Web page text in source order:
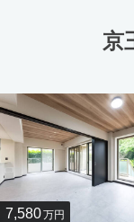
京
7,580万円